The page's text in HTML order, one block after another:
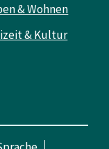
& Wohnen
& Kultur